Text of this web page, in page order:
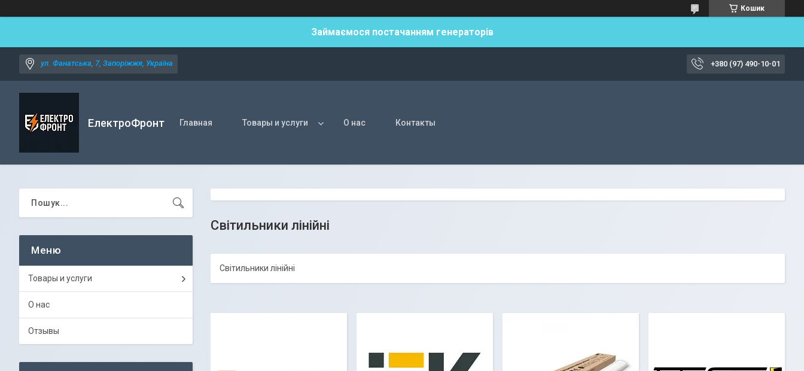
Кошик
Займаємося постачанням генераторів
ул. Фанатська, 7, Запоріжжя, Україна +380 (97) 490-10-01
ЕлектроФронт Главная Товары и услуги О нас Контакты
Світильники лінійні
Світильники лінійні
Товары и услуги
О нас
Отзывы